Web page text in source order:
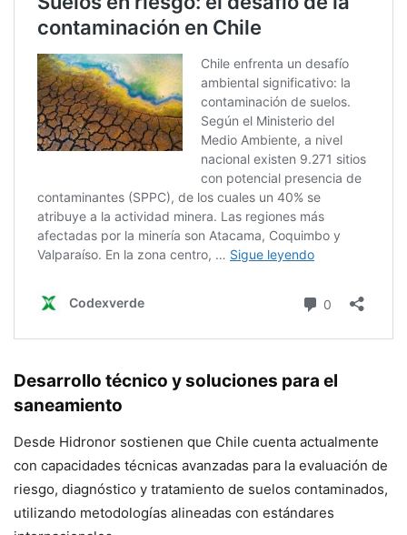
Desarrollo técnico y soluciones para el
saneamiento
Desde Hidronor sostienen que Chile cuenta actualmente
con capacidades técnicas avanzadas para la evaluación de
riesgo, diagnóstico y tratamiento de suelos contaminados,
utilizando metodologías alineadas con estándares